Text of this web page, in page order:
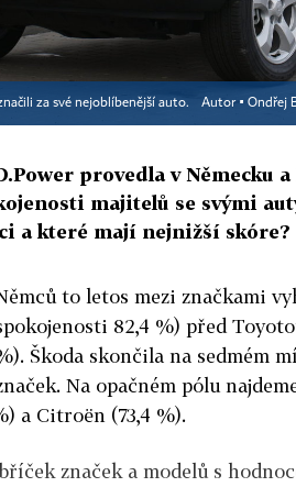
za své nejoblíbenější auto. Autor ▪ Ondřej
provedla v Německu
majitelů se svými
a které mají nejnižší skóre?
to letos mezi značkami
82,4 %) před
Škoda skončila na sedmém
Na opačném pólu
a Citroën (73,4 %).
značek a modelů s